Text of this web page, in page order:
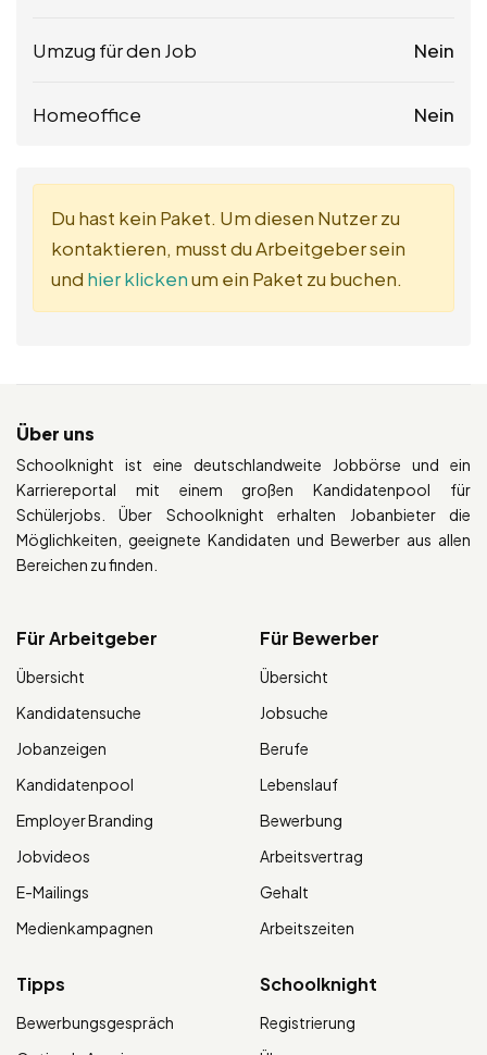
Umzug für den Job Nein
Homeoffice Nein
Du hast kein Paket. Um diesen Nutzer zu
kontaktieren, musst du Arbeitgeber sein
und hier klickenum ein Paket zu buchen.
Über uns
Schoolknight ist eine deutschlandweite Jobbörse und ein
Karriereportal mit einem großen Kandidatenpool für
Schülerjobs. Über Schoolknight erhalten Jobanbieter die
Möglichkeiten, geeignete Kandidaten und Bewerber aus allen
Bereichen zu finden.
Für Arbeitgeber
Übersicht
Kandidatensuche
Jobanzeigen
Kandidatenpool
Employer Branding
Jobvideos
E-Mailings
Medienkampagnen
Für Bewerber
Übersicht
Jobsuche
Berufe
Lebenslauf
Bewerbung
Arbeitsvertrag
Gehalt
Arbeitszeiten
Tipps
Bewerbungsgespräch
Schoolknight
Registrierung